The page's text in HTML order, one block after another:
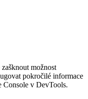
možnost
pokročilé informace
Console v DevTools.